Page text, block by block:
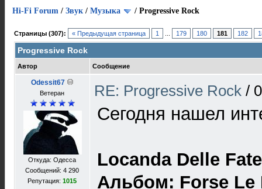
Hi-Fi Forum / Звук / Музыка / Progressive Rock
Страницы (307): « Предыдущая страница 1 179 180 181 182
Progressive Rock
Автор Сообщение
Odessit67
Ветеран
Откуда: Одесса
Сообщений: 4 290
Репутация:1015
RE: Progressive Rock /
Сегодня нашел
Locanda Delle
Альбом: Forse Le